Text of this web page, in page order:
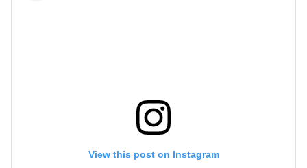
View this post on Instagram